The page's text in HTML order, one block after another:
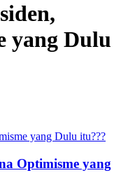
yang Dulu
Optimisme yang